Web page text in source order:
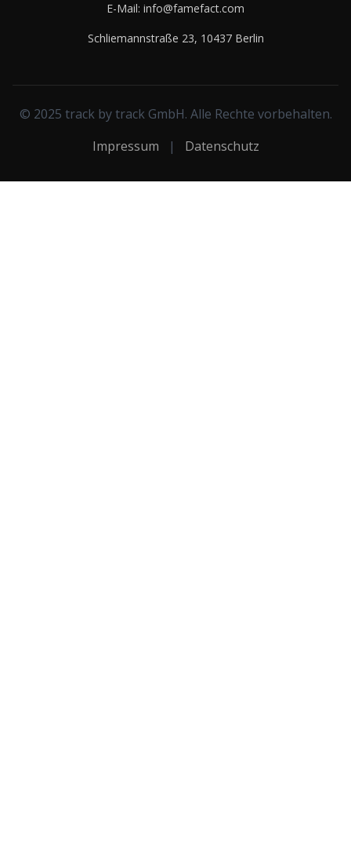
E-Mail: info@famefact.com
Schliemannstraße 23, 10437 Berlin
© 2025 track by track GmbH. Alle Rechte vorbehalten.
Impressum
| Datenschutz